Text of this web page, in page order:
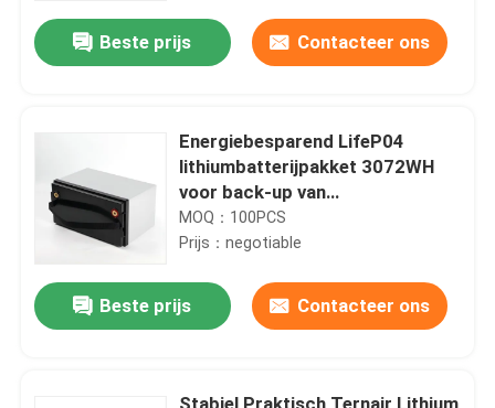
Beste prijs Contacteer ons
Energiebesparend LifeP04
lithiumbatterijpakket 3072WH
voor back-up van
thuisopslagsystemen
MOQ：100PCS
Prijs：negotiable
Beste prijs Contacteer ons